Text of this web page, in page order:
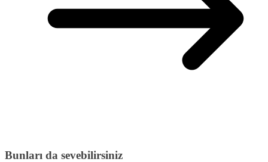
Bunları da sevebilirsiniz